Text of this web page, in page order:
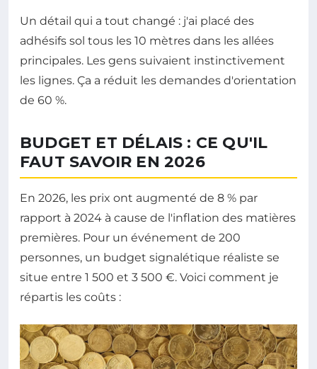
Un détail qui a tout changé : j'ai placé des
adhésifs sol tous les 10 mètres dans les allées
principales. Les gens suivaient instinctivement
les lignes. Ça a réduit les demandes d'orientation
de 60 %.
BUDGET ET DÉLAIS : CE QU'IL
FAUT SAVOIR EN 2026
En 2026, les prix ont augmenté de 8 % par
rapport à 2024 à cause de l'inflation des matières
premières. Pour un événement de 200
personnes, un budget signalétique réaliste se
situe entre 1 500 et 3 500 €. Voici comment je
répartis les coûts :